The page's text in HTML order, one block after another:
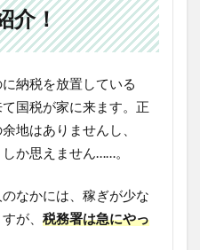
介！
納税を放置している
国税が家に来ます。正
地はありませんし、
しか思えません……。
なかには、稼ぎが少な
が、 税務署は急にやっ